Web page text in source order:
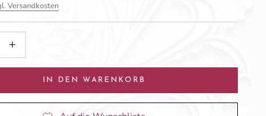
Versandkosten
IN DEN WARENKORB